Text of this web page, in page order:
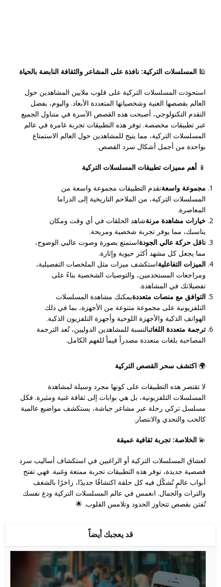
🕌المسلسلات التركية: نافذة على المشاعر والثقافة النابضة بالحياة
استحوذت المسلسلات التركية على قلوب ملايين المشاهدين حول
العالم بقصصها الغنية وشخصياتها المتعددة الأبعاد. واليوم، بفضل
التقدم التكنولوجي، أصبحت هذه القصص الآسرة في متناول الجميع
عبر تطبيقات مخصصة. توفر هذه التطبيقات تجربة غامرة في عالم
المسلسلات التركية، مما يتيح للمشاهدين حول العالم الاستمتاع
بواحدة من أجمل أشكال سرد القصص.
📱أهم مميزات تطبيقات المسلسلات التركية
مجموعة واسعةتقدم التطبيقات مجموعة واسعة من
المسلسلات التركية، من الملاحم التاريخية إلى الدراما
المعاصرة.
خيارات مشاهدة مرنةشاهد الحلقات في أي وقت ومكان
يناسبك، مما يوفر تجربة شخصية ومريحة.
ناقل حركة عالي الجودةاستمتع بصورة وصوت عاليي الوضوح،
مما يجعل كل مشهد أكثر حيوية وإثارة.
الميزات التفاعليةاستكشف ميزات مثل الملخصات التفصيلية،
ومراجعات المستخدمين، والتوصيات الشخصية بناءً على
تفضيلاتك في المشاهدة.
التوافق مع منصات متعددةيمكنك مشاهدة المسلسلات
التلفزيونية على مجموعة متنوعة من الأجهزة، بما في ذلك
الهواتف الذكية والأجهزة اللوحية وأجهزة التلفزيون الذكية.
ترجمة متعددة اللغاتبالنسبة للمشاهدين الدوليين، تُعد الترجمة
المصاحبة بلغات متعددة مصدراً قيماً للفهم الكامل.
🌍اكتشف سحر القصص التركية
لا تقتصر هذه التطبيقات على كونها مجرد وسيلة لمشاهدة
المسلسلات التلفزيونية، بل هي بوابات إلى ثقافة غنية ومثيرة. فكل
مسلسل تركي رحلة عبر مشاعر جياشة، يستكشف مواضيع عالمية
كالحب والتحدي والانتصار.
💫الخلاصة: تجربة ثقافية عميقة
لعشاق المسلسلات التركية أو الراغبين في استكشاف أساليب سرد
قصصية جديدة، توفر هذه التطبيقات تجربة ممتعة وغنية. فهي تفتح
أبواب عالمٍ تُشكّل فيه كل حلقة اكتشافًا جديدًا، زاخرًا بالشغف
والتراث والجمال. انغمس في عالم المسلسلات التركية ودع نفسك
تُفتن بقصص تتجاوز الحدود وتلامس القلوب. 🌟
قد يعجبك أيضاً